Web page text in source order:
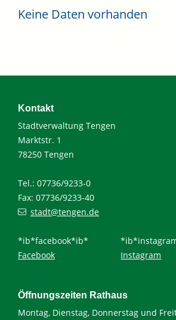
Keine Daten vorhanden
Kontakt
Stadtverwaltung Tengen
Marktstr. 1
78250 Tengen
Tel.: 07736/9233-0
Fax: 07736/9233-40
stadt@tengen.de
*ib*facebook*ib*
Facebook
Instagram
Öffnungszeiten Rathaus
Montag, Dienstag, Donnerstag und